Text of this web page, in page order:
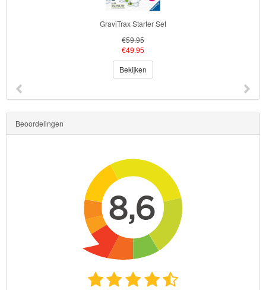
GraviTrax Starter Set
€59.95
€49.95
Bekijken
Beoordelingen